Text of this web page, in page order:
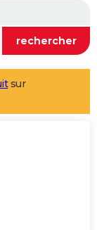
sur